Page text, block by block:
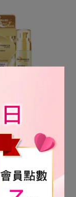
碧歐斯】
養乳100ml（乳
加入購物車